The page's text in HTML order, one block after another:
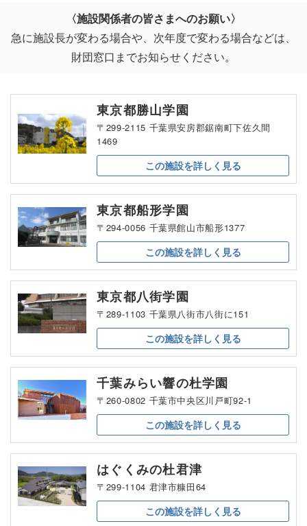
〈施設関係者の皆さまへのお願い〉
急に施設長が変わる場合や、次年度で変わる場合などは、
財団窓口までお知らせください。
東京都勝山学園
〒299-2115 千葉県安房郡鋸南町下佐久間
1469
この施設を詳しく見る
東京都船形学園
〒294-0056 千葉県館山市船形1377
この施設を詳しく見る
東京都八街学園
〒289-1103 千葉県八街市八街に151
この施設を詳しく見る
千葉みらい響の杜学園
〒260-0802 千葉市中央区川戸町92-1
この施設を詳しく見る
はぐくみの杜君津
〒299-1104 君津市糠田64
この施設を詳しく見る